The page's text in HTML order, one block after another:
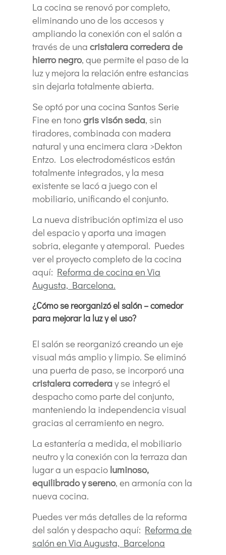
La cocina se renovó por completo,
eliminando uno de los accesos y
ampliando la conexión con el salón a
través de unacristalera corredera de
hierro negro, que permite el paso de la
luz y mejora la relación entre estancias
sin dejarla totalmente abierta.
Se optó por una cocina Santos Serie
Fine en tonogris visón seda, sin
tiradores, combinada con madera
natural y una encimera clara >Dekton
Entzo. Los electrodomésticos están
totalmente integrados, y la mesa
existente se lacó a juego con el
mobiliario, unificando el conjunto.
La nueva distribución optimiza el uso
del espacio y aporta una imagen
sobria, elegante y atemporal. Puedes
ver el proyecto completo de la cocina
aquí: Reforma de cocina en Via
Augusta, Barcelona.
¿Cómo se reorganizó el salón – comedor
para mejorar la luz y el uso?
El salón se reorganizó creando un eje
visual más amplio y limpio. Se eliminó
una puerta de paso, se incorporó una
cristalera correderay se integró el
despacho como parte del conjunto,
manteniendo la independencia visual
gracias al cerramiento en negro.
La estantería a medida, el mobiliario
neutro y la conexión con la terraza dan
lugar a un espacio luminoso,
equilibrado y sereno, en armonía con la
nueva cocina.
Puedes ver más detalles de la reforma
del salón y despacho aquí: Reforma de
salón en Via Augusta, Barcelona